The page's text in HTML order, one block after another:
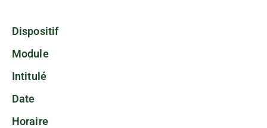
Dispositif
Module
Intitulé
Date
Horaire